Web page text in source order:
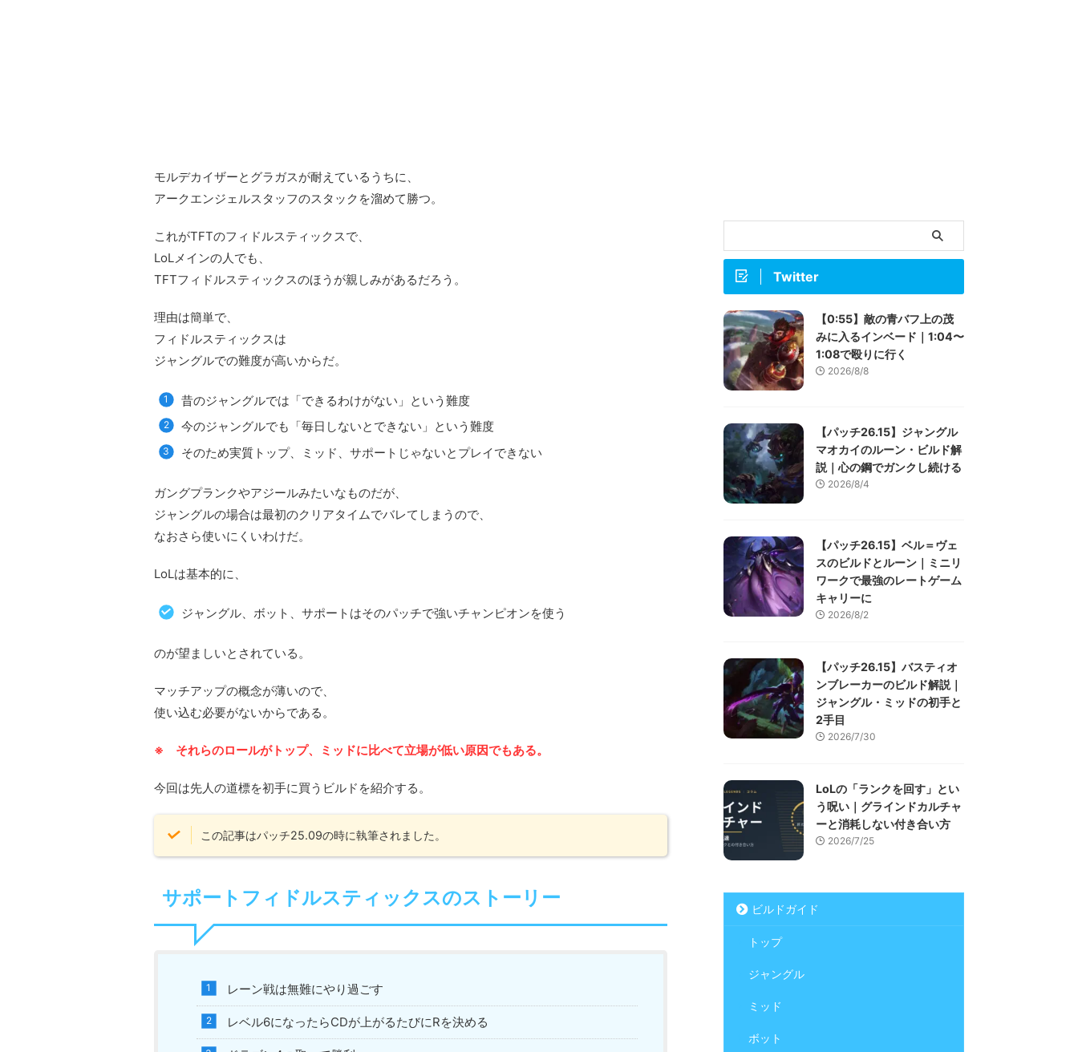
モルデカイザーとグラガスが耐えているうちに、
アークエンジェルスタッフのスタックを溜めて勝つ。
これがTFTのフィドルスティックスで、
LoLメインの人でも、
TFTフィドルスティックスのほうが親しみがあるだろう。
理由は簡単で、
フィドルスティックスは
ジャングルでの難度が高いからだ。
昔のジャングルでは「できるわけがない」という難度
今のジャングルでも「毎日しないとできない」という難度
そのため実質トップ、ミッド、サポートじゃないとプレイできない
ガングプランクやアジールみたいなものだが、
ジャングルの場合は最初のクリアタイムでバレてしまうので、
なおさら使いにくいわけだ。
LoLは基本的に、
ジャングル、ボット、サポートはそのパッチで強いチャンピオンを使う
のが望ましいとされている。
マッチアップの概念が薄いので、
使い込む必要がないからである。
※ それらのロールがトップ、ミッドに比べて立場が低い原因でもある。
今回は先人の道標を初手に買うビルドを紹介する。
この記事はパッチ25.09の時に執筆されました。
サポートフィドルスティックスのストーリー
レーン戦は無難にやり過ごす
レベル6になったらCDが上がるたびにRを決める
Twitter
【0:55】敵の青バフ上の茂
みに入るインベード｜1:04〜
1:08で殴りに行く
2026/8/8
【パッチ26.15】ジャングル
マオカイのルーン・ビルド解
説｜心の鋼でガンクし続ける
2026/8/4
【パッチ26.15】ベル＝ヴェ
スのビルドとルーン｜ミニリ
ワークで最強のレートゲーム
キャリーに
2026/8/2
【パッチ26.15】バスティオ
ンブレーカーのビルド解説｜
ジャングル・ミッドの初手と
2手目
2026/7/30
LoLの「ランクを回す」とい
う呪い｜グラインドカルチャ
ーと消耗しない付き合い方
2026/7/25
ビルドガイド
トップ
ジャングル
ミッド
ボット